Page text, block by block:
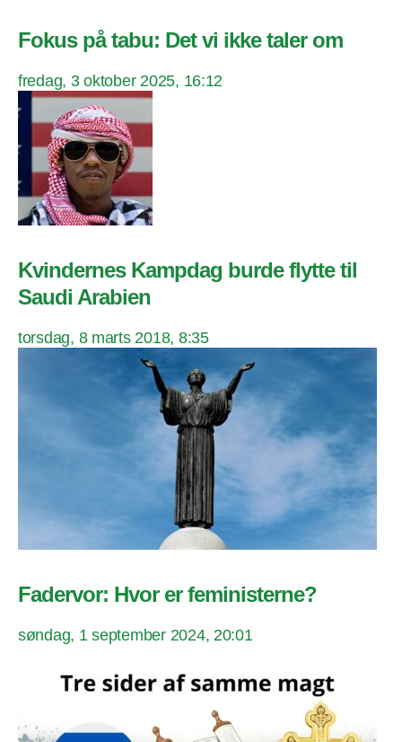
Fokus på tabu: Det vi ikke taler om
fredag, 3 oktober 2025, 16:12
Kvindernes Kampdag burde flytte til
Saudi Arabien
torsdag, 8 marts 2018, 8:35
Fadervor: Hvor er feministerne?
søndag, 1 september 2024, 20:01